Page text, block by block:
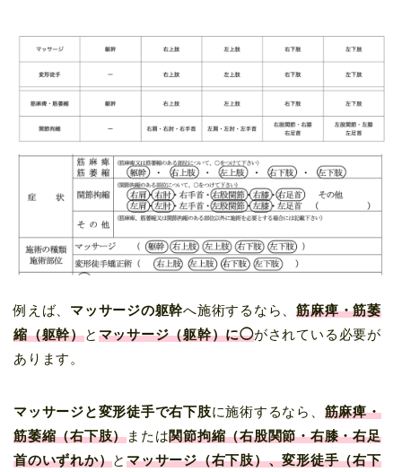
例えば、 マッサージの躯幹へ施術するなら、筋麻痺・筋萎
縮（躯幹）と マッサージ（躯幹）に◯がされている必要が
あります。
マッサージと変形徒手で右下肢に施術するなら、 筋麻痺・
筋萎縮（右下肢）または関節拘縮（右股関節・右膝・右足
首のいずれか）とマッサージ（右下肢）、変形徒手（右下